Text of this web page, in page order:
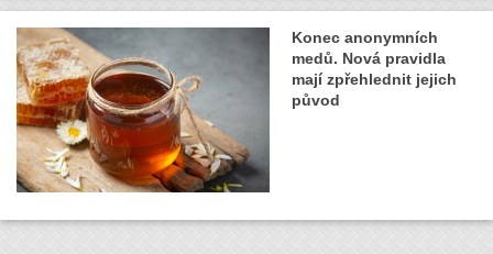
Konec anonymních
medů. Nová pravidla
mají zpřehlednit jejich
původ